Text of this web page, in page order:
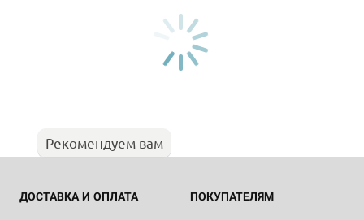
Рекомендуем вам
ДОСТАВКА И ОПЛАТА ПОКУПАТЕЛЯМ